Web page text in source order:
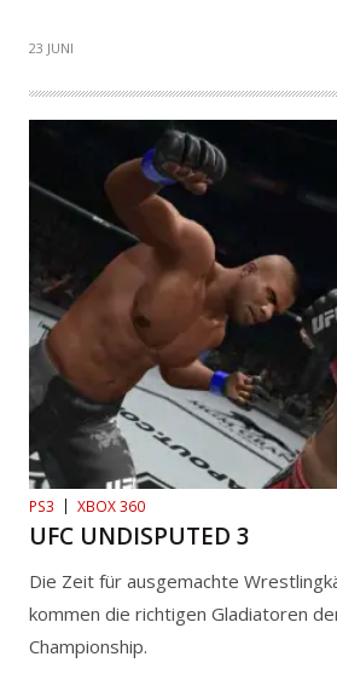
23 JUNI
PS3 XBOX 360
UFC UNDISPUTED 3
Die Zeit für ausgemachte
kommen die richtigen Gladiatoren
Championship.